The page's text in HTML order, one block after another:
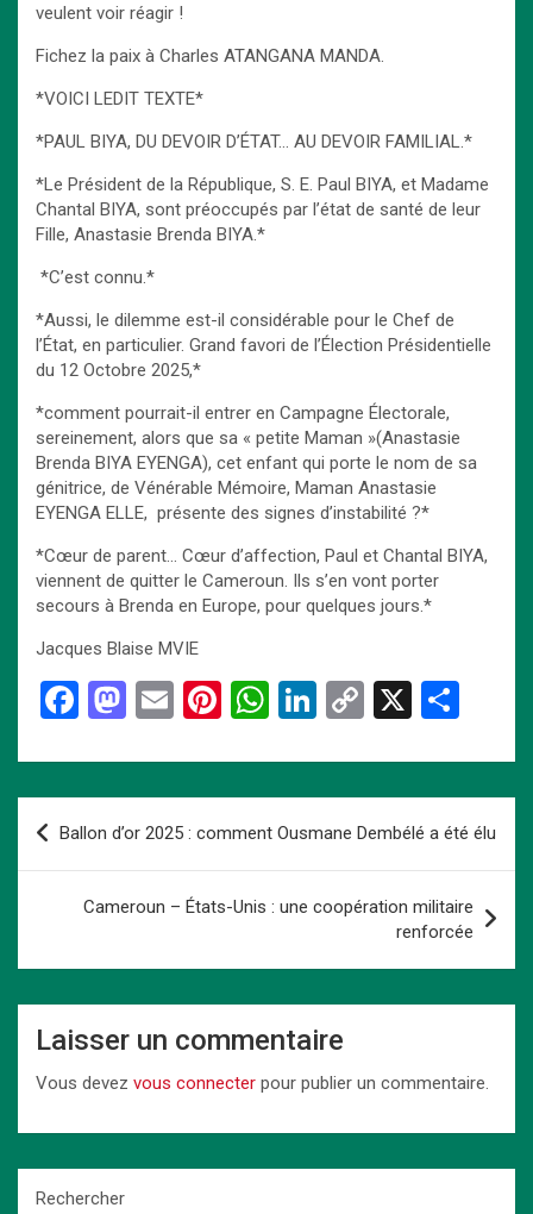
veulent voir réagir !
Fichez la paix à Charles ATANGANA MANDA.
*VOICI LEDIT TEXTE*
*PAUL BIYA, DU DEVOIR D’ÉTAT… AU DEVOIR FAMILIAL.*
*Le Président de la République, S. E. Paul BIYA, et Madame
Chantal BIYA, sont préoccupés par l’état de santé de leur
Fille, Anastasie Brenda BIYA.*
*C’est connu.*
*Aussi, le dilemme est-il considérable pour le Chef de
l’État, en particulier. Grand favori de l’Élection Présidentielle
du 12 Octobre 2025,*
*comment pourrait-il entrer en Campagne Électorale,
sereinement, alors que sa « petite Maman »(Anastasie
Brenda BIYA EYENGA), cet enfant qui porte le nom de sa
génitrice, de Vénérable Mémoire, Maman Anastasie
EYENGA ELLE, présente des signes d’instabilité ?*
*Cœur de parent… Cœur d’affection, Paul et Chantal BIYA,
viennent de quitter le Cameroun. Ils s’en vont porter
secours à Brenda en Europe, pour quelques jours.*
Jacques Blaise MVIE
F
ce
b
o
o
M
st
d
E
ail
Pi
er
t
W
at
s
A
Li
ke
n
C
py
Li
n
k
X
ta
g
er
Navigation
de
l’article
Ballon d’or 2025 : comment Ousmane Dembélé a été élu
Cameroun – États-Unis : une coopération militaire
renforcée
Laisser un commentaire
Vous devez vous connecter pour publier un commentaire.
Rechercher